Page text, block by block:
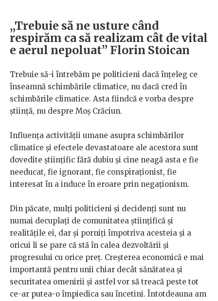
„Trebuie să ne usture când
respirăm ca să realizam cât de vital
e aerul nepoluat” Florin Stoican
Trebuie să-i întrebăm pe politicieni dacă înțeleg ce
înseamnă schimbările climatice, nu dacă cred în
schimbările climatice. Asta fiindcă e vorba despre
știință, nu despre Moș Crăciun.
Influența activității umane asupra schimbărilor
climatice și efectele devastatoare ale acestora sunt
dovedite științific fără dubiu și cine neagă asta e fie
needucat, fie ignorant, fie conspiraționist, fie
interesat în a induce în eroare prin negaționism.
Din păcate, mulți politicieni și decidenți sunt nu
numai decuplați de comunitatea științifică și
realitățile ei, dar și porniți împotriva acesteia și a
oricui li se pare că stă în calea dezvoltării și
progresului cu orice preț. Creșterea economică e mai
importantă pentru unii chiar decât sănătatea și
securitatea omenirii și astfel vor să treacă peste tot
ce-ar putea-o împiedica sau încetini. Întotdeauna am